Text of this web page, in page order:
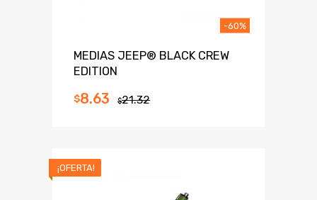
MEDIAS JEEP® BLACK CREW
EDITION
$21.32
$8.63
-60%
¡OFERTA!